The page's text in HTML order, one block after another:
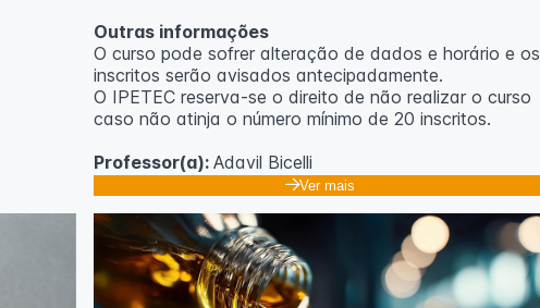
Outras informações
O curso pode sofrer alteração de dados e horário e os
inscritos serão avisados ​​antecipadamente.
O IPETEC reserva-se o direito de não realizar o curso
caso não atinja o número mínimo de 20 inscritos.
Professor(a): Adavil Bicelli
Ver mais